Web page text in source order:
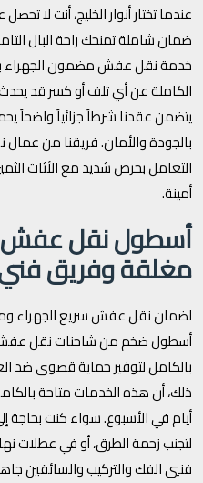
عندما تختار أنوار الخليج، أنت لا
ضمان شاملة تمنحك راحة البال
الكاملة عن أي تلف أو كسر قد يحدث
يتضمن عقدنا شرطاً جزائياً واضحاً
بالجودة والأمان. فريقنا من
التعامل بحرص شديد مع الأثاث
أمينة.
أسطول نقل عفش
مغلقة وفريق فني 24
لضمان نقل عفش سريع الجهراء
أسطول ضخم من شاحنات نقل عفش
بالكامل لتوفير حماية قصوى ضد
أيام في الأسبوع. سواء كنت بحاجة
لتجنب زحمة الطرق، أو في عطلات
فنيي الفك والتركيب والسائقين